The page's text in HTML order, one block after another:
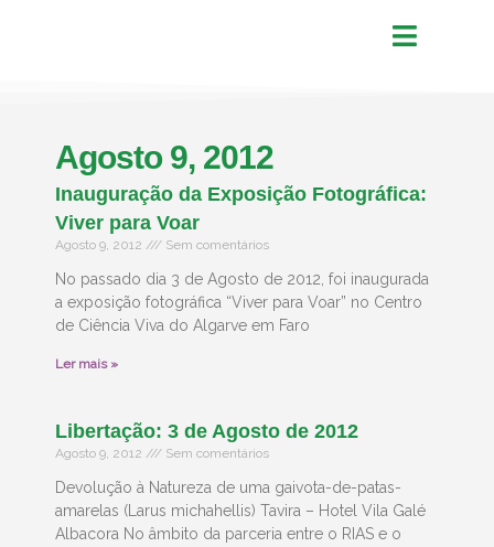
Agosto 9, 2012
Inauguração da Exposição Fotográfica:
Viver para Voar
Agosto 9, 2012 Sem comentários
No passado dia 3 de Agosto de 2012, foi inaugurada
a exposição fotográfica “Viver para Voar” no Centro
de Ciência Viva do Algarve em Faro
Ler mais »
Libertação: 3 de Agosto de 2012
Agosto 9, 2012 Sem comentários
Devolução à Natureza de uma gaivota-de-patas-
amarelas (Larus michahellis) Tavira – Hotel Vila Galé
Albacora No âmbito da parceria entre o RIAS e o